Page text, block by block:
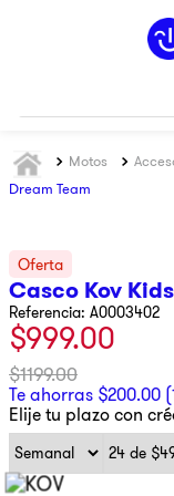
Motos
Dream Team
Casco Kov
Referencia: A0003402
$999.00
$1199.00
Te ahorras $200.00 (
Elije tu plazo con
MÁS
BUSCADOS
3.
samsung
4.
pantalla
5.
motos
6.
winia
7.
xbox
8.